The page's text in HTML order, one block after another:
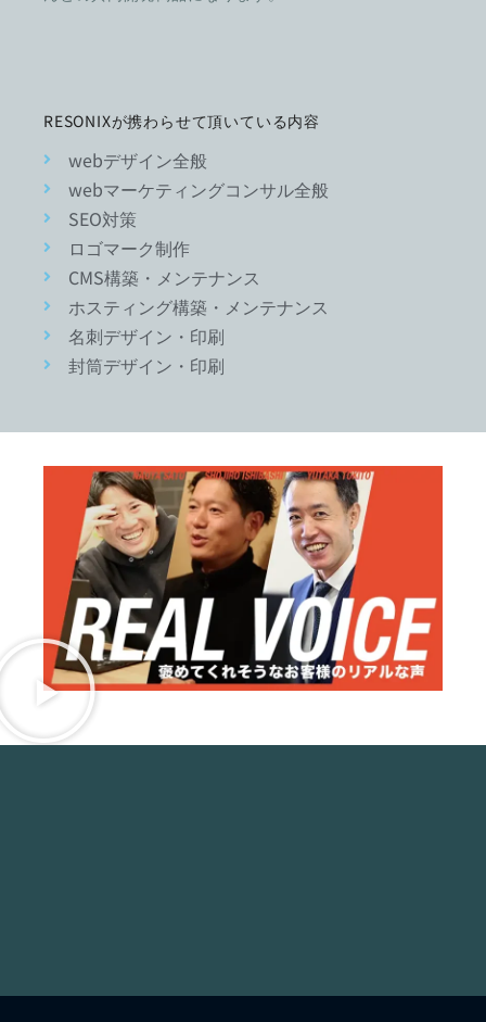
RESONIXが携わらせて頂いている内容
webデザイン全般
webマーケティングコンサル全般
SEO対策
ロゴマーク制作
CMS構築・メンテナンス
ホスティング構築・メンテナンス
名刺デザイン・印刷
封筒デザイン・印刷